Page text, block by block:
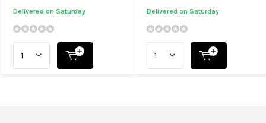
Delivered on Saturday Delivered on Saturday